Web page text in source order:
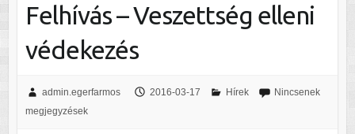
Felhívás – Veszettség elleni
védekezés
admin.egerfarmos 2016-03-17 Hírek
Nincsenek
megjegyzések